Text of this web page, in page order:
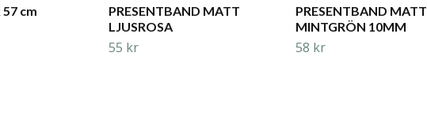
cm
PRESENTBAND MATT
LJUSROSA
55 kr
PRESENTBAND MATT
MINTGRÖN 10MM
58 kr